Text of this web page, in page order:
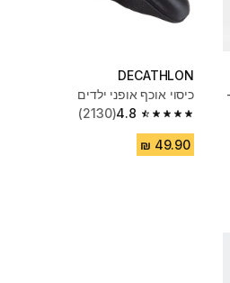
-
DECATHLON
כיסוי אוכף אופני ילדים
4.8
4.8 out of 5 stars from 2130 reviews
(2130)